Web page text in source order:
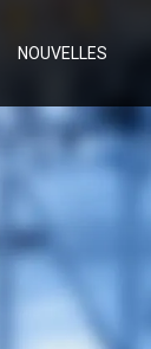
NOUVELLES